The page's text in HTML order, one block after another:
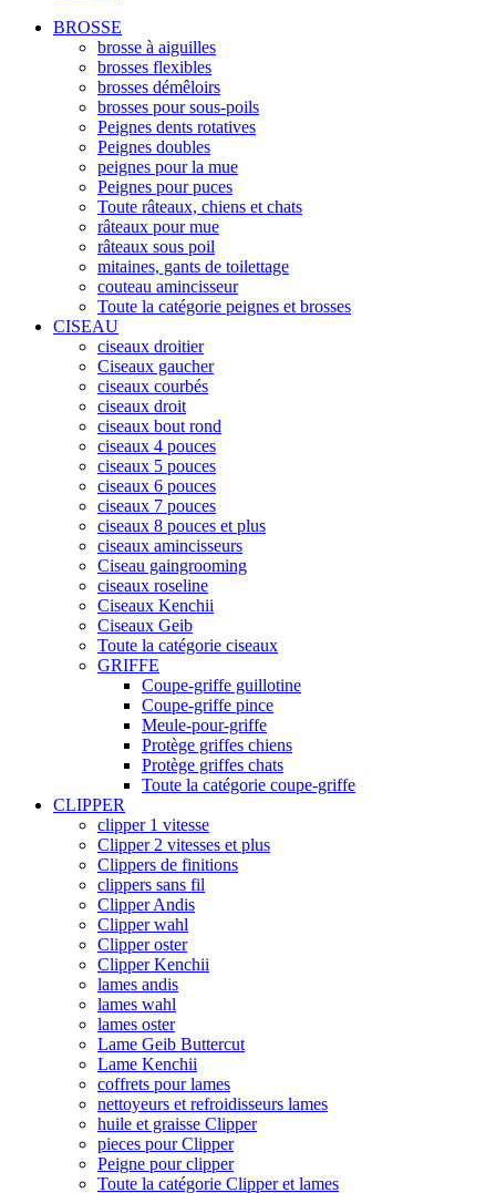
BROSSE
brosse à aiguilles
brosses flexibles
brosses démêloirs
brosses pour sous-poils
Peignes dents rotatives
Peignes doubles
peignes pour la mue
Peignes pour puces
Toute râteaux, chiens et chats
râteaux pour mue
râteaux sous poil
mitaines, gants de toilettage
couteau amincisseur
Toute la catégorie peignes et brosses
CISEAU
ciseaux droitier
Ciseaux gaucher
ciseaux courbés
ciseaux droit
ciseaux bout rond
ciseaux 4 pouces
ciseaux 5 pouces
ciseaux 6 pouces
ciseaux 7 pouces
ciseaux 8 pouces et plus
ciseaux amincisseurs
Ciseau gaingrooming
ciseaux roseline
Ciseaux Kenchii
Ciseaux Geib
Toute la catégorie ciseaux
GRIFFE
Coupe-griffe guillotine
Coupe-griffe pince
Meule-pour-griffe
Protège griffes chiens
Protège griffes chats
Toute la catégorie coupe-griffe
CLIPPER
clipper 1 vitesse
Clipper 2 vitesses et plus
Clippers de finitions
clippers sans fil
Clipper Andis
Clipper wahl
Clipper oster
Clipper Kenchii
lames andis
lames wahl
lames oster
Lame Geib Buttercut
Lame Kenchii
coffrets pour lames
nettoyeurs et refroidisseurs lames
huile et graisse Clipper
pieces pour Clipper
Peigne pour clipper
Toute la catégorie Clipper et lames